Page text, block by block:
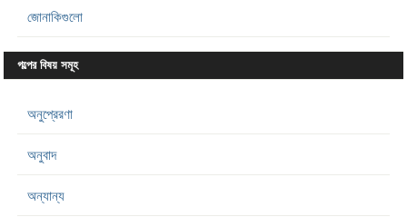
জোনাকিগুলো
গল্পের বিষয় সমূহ
অনুপ্রেরণা
অনুবাদ
অন্যান্য